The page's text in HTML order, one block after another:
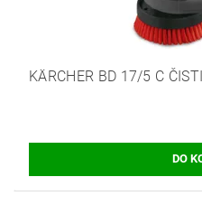
KÄRCHER BD 17/5 C